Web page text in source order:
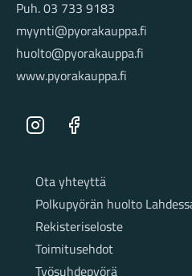
Puh. 03 733 9183
myynti@pyorakauppa.fi
huolto@pyorakauppa.fi
www.pyorakauppa.fi
Instagram Facebook
SivutOta yhteyttä
Polkupyörän huolto
Rekisteriseloste
Toimitusehdot
Työsuhdepyörä